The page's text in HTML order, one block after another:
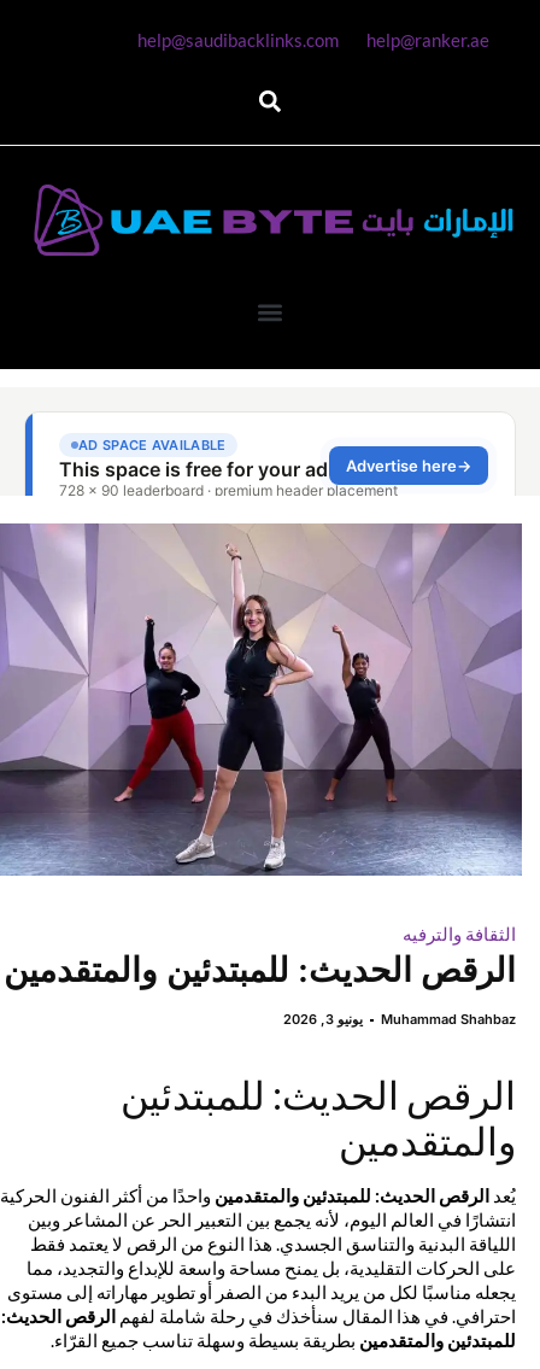
help@ranker.ae
help@saudibacklinks.com
الثقافة والترفيه
الرقص الحديث: للمبتدئين والمتقدمين
Muhammad Shahbaz يونيو 3, 2026
الرقص الحديث: للمبتدئين
والمتقدمين
يُعدالرقص الحديث: للمبتدئين والمتقدمينواحدًا من أكثر الفنون الحركية
انتشارًا في العالم اليوم، لأنه يجمع بين التعبير الحر عن المشاعر وبين
اللياقة البدنية والتناسق الجسدي. هذا النوع من الرقص لا يعتمد فقط
على الحركات التقليدية، بل يمنح مساحة واسعة للإبداع والتجديد، مما
يجعله مناسبًا لكل من يريد البدء من الصفر أو تطوير مهاراته إلى مستوى
احترافي. في هذا المقال سنأخذك في رحلة شاملة لفهمالرقص الحديث:
للمبتدئين والمتقدمينبطريقة بسيطة وسهلة تناسب جميع القرّاء.